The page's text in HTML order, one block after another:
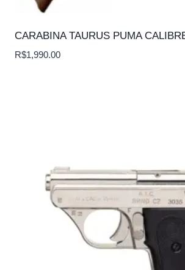
CARABINA TAURUS PUMA
R$1,990.00